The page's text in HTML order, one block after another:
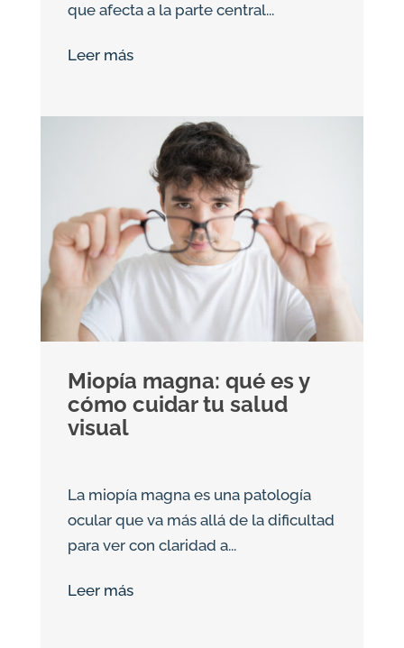
que afecta a la parte central...
Leer más
Miopía magna: qué es y
cómo cuidar tu salud
visual
La miopía magna es una patología
ocular que va más allá de la dificultad
para ver con claridad a...
Leer más